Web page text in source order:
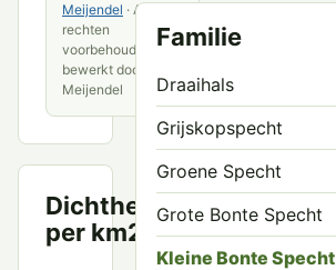
Meijendel · Alle
rechten
voorbehouden ·
bewerkt door VWG
Meijendel
Dichtheid
per km2
Territoria
Familie
Draaihals
Grijskopspecht
Groene Specht
Grote Bonte Specht
Kleine Bonte Specht